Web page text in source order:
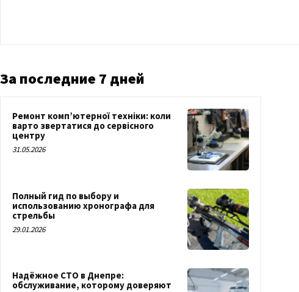
За последние 7 дней
Ремонт комп’ютерної техніки: коли
варто звертатися до сервісного
центру
31.05.2026
Полный гид по выбору и
использованию хронографа для
стрельбы
29.01.2026
Надёжное СТО в Днепре:
обслуживание, которому доверяют